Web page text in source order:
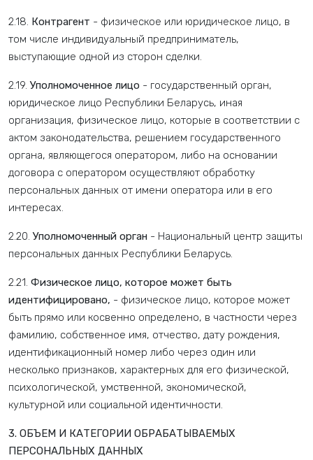
2.18. Контрагент - физическое или юридическое лицо, в
том числе индивидуальный предприниматель,
выступающие одной из сторон сделки.
2.19.Уполномоченное лицо - государственный орган,
юридическое лицо Республики Беларусь, иная
организация, физическое лицо, которые в соответствии с
актом законодательства, решением государственного
органа, являющегося оператором, либо на основании
договора с оператором осуществляют обработку
персональных данных от имени оператора или в его
интересах.
2.20.Уполномоченный орган - Национальный центр защиты
персональных данных Республики Беларусь.
2.21. Физическое лицо, которое может быть
идентифицировано, - физическое лицо, которое может
быть прямо или косвенно определено, в частности через
фамилию, собственное имя, отчество, дату рождения,
идентификационный номер либо через один или
несколько признаков, характерных для его физической,
психологической, умственной, экономической,
культурной или социальной идентичности.
3. ОБЪЕМ И КАТЕГОРИИ ОБРАБАТЫВАЕМЫХ
ПЕРСОНАЛЬНЫХ ДАННЫХ